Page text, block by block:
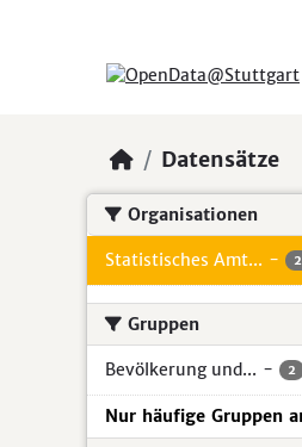
Datensätze
Organisationen
Statistisches Amt... - 2
Gruppen
Bevölkerung und... - 2
Nur häufige Gruppen